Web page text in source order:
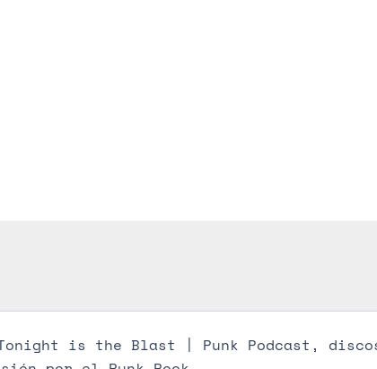
Tonight is the Blast | Punk Podcast,